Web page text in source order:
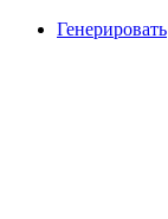
Генерировать